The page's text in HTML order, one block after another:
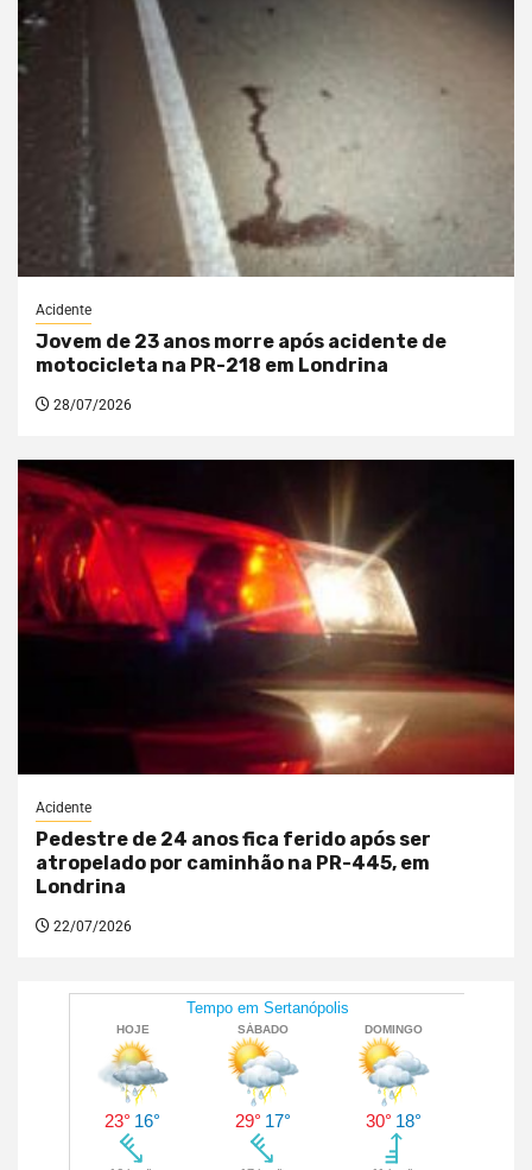
Acidente
Jovem de 23 anos morre após acidente de
motocicleta na PR-218 em Londrina
28/07/2026
Acidente
Pedestre de 24 anos fica ferido após ser
atropelado por caminhão na PR-445, em
Londrina
22/07/2026